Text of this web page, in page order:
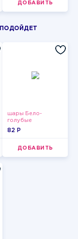
ДОБАВИТЬ
шары Бело-
голубые
пастельные
82 P
ДОБАВИТЬ